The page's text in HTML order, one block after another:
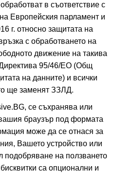
цена сега! Eвтини last
за хотели на първа линия,
за семейни почивки с
за почивка на море се
на изплащане.
е изтекла.
началото и
почивка.
в съответствие с
Европейския парламент и
г. относно защитата на
с обработването на
движение на такива
95/46/EО (Общ
на данните) и всички
ще заменят ЗЗЛД.
се съхранява или
браузър под формата
може да се отнася за
Вашето устройство или
подобряване на ползването
са опционални и